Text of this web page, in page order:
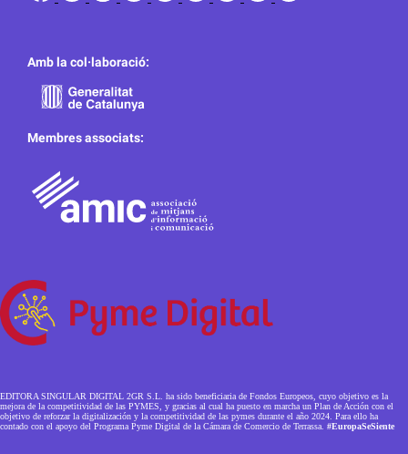
Amb la col·laboració:
Membres associats:
EDITORA SINGULAR DIGITAL 2GR S.L. ha sido beneficiaria de Fondos Europeos, cuyo objetivo es la
mejora de la competitividad de las PYMES, y gracias al cual ha puesto en marcha un Plan de Acción con el
objetivo de reforzar la digitalización y la competitividad de las pymes durante el año 2024. Para ello ha
contado con el apoyo del Programa Pyme Digital de la Cámara de Comercio de Terrassa. #EuropaSeSiente